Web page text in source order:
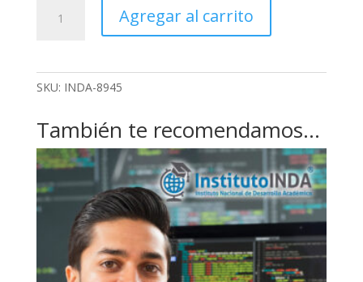
cantidad
Agregar al carrito
SKU: INDA-8945
También te recomendamos…